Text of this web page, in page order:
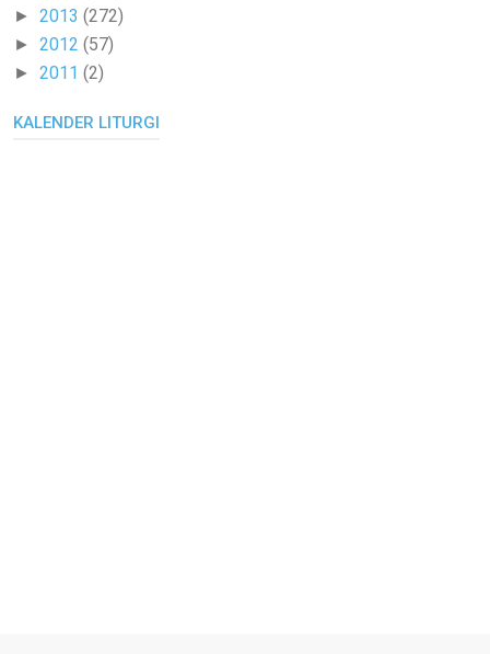
► 2013 (272)
► 2012 (57)
► 2011 (2)
KALENDER LITURGI